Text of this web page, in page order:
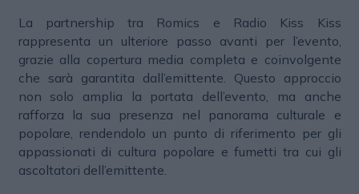
La partnership tra Romics e Radio Kiss Kiss
rappresenta un ulteriore passo avanti per l’evento,
grazie alla copertura media completa e coinvolgente
che sarà garantita dall’emittente. Questo approccio
non solo amplia la portata dell’evento, ma anche
rafforza la sua presenza nel panorama culturale e
popolare, rendendolo un punto di riferimento per gli
appassionati di cultura popolare e fumetti tra cui gli
ascoltatori dell’emittente.